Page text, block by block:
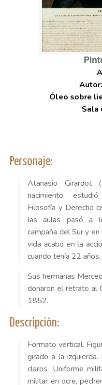
Óleo sobre
Sala
Personaje:
Atanasio Girardot
nacimiento,
Filosofía y Derecho
las aulas pasó a
campaña del Sur y
vida acabó en la
cuando tenía 22 años.
Sus hermanas
donaron el retrato al
1852.
Descripción:
Formato vertical.
girado a la
claros. Uniforme
militar en ocre,